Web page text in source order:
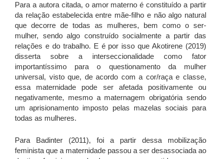
Para a autora citada, o amor materno é constituído a partir
da relação estabelecida entre mãe-filho e não algo natural
que decorre de todas as mulheres, bem como o ser-
mulher, sendo algo construído socialmente a partir das
relações e do trabalho. E é por isso que Akotirene (2019)
disserta sobre a interseccionalidade como fator
importantíssimo para o questionamento da mulher
universal, visto que, de acordo com a cor/raça e classe,
essa maternidade pode ser afetada positivamente ou
negativamente, mesmo a maternagem obrigatória sendo
um aprisionamento imposto pelas mazelas sociais para
todas as mulheres.
Para Badinter (2011), foi a partir dessa mobilização
feminista que a maternidade passou a ser desassociada ao